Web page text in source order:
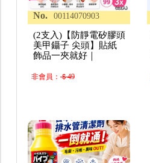
No. 00114070903
(2支入)【防靜電矽膠頭
美甲鑷子 尖頭】貼紙
飾品一夾就好｜
非會員：＄49